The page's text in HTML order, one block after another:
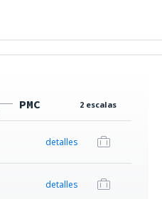
PMC 2 escalas
detalles
detalles